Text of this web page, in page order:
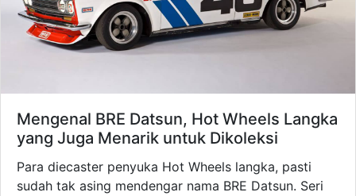
Mengenal BRE Datsun, Hot Wheels Langka
yang Juga Menarik untuk Dikoleksi
Para diecaster penyuka Hot Wheels langka, pasti
sudah tak asing mendengar nama BRE Datsun. Seri